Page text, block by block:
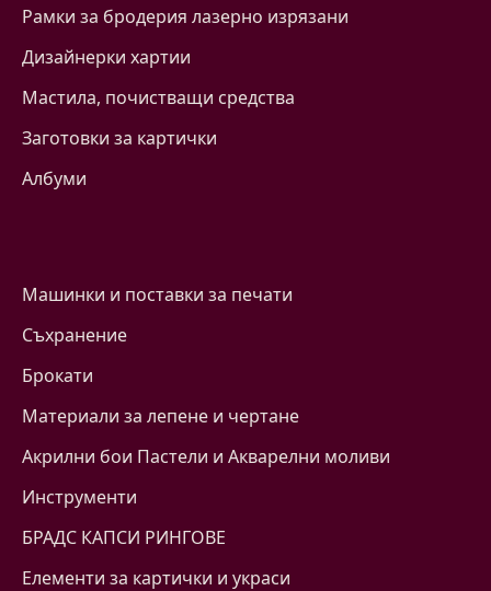
Рамки за бродерия лазерно изрязани
Дизайнерки хартии
Mастила, почистващи средства
Заготовки за картички
Албуми
Машинки и поставки за печати
Съхранение
Брокати
Материали за лепене и чертане
Акрилни бои Пастели и Акварелни моливи
Инструменти
БРАДС КАПСИ РИНГОВЕ
Eлементи за картички и украси